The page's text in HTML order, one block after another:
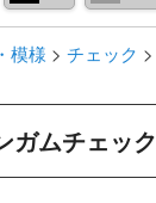
模様 > チェック >
ガムチェッ